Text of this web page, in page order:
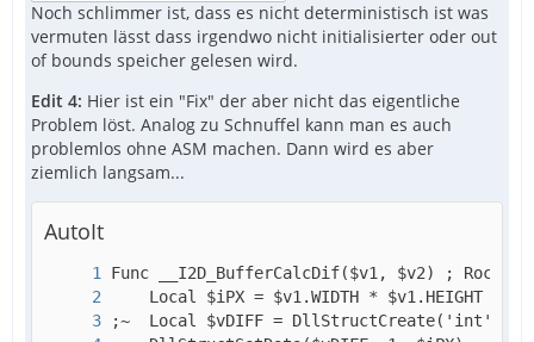
Noch schlimmer ist, dass es nicht deterministisch ist was
vermuten lässt dass irgendwo nicht initialisierter oder out
of bounds speicher gelesen wird.
Edit 4: Hier ist ein "Fix" der aber nicht das eigentliche
Problem löst. Analog zu Schnuffel kann man es auch
problemlos ohne ASM machen. Dann wird es aber
ziemlich langsam...
AutoIt